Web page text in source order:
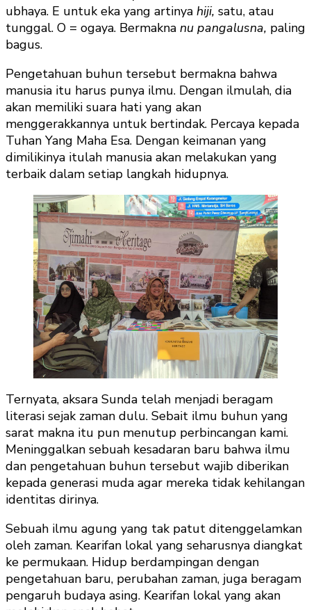
ubhaya. E untuk eka yang artinya hiji, satu, atau
tunggal. O = ogaya. Bermakna nu pangalusna, paling
bagus.
Pengetahuan buhun tersebut bermakna bahwa
manusia itu harus punya ilmu. Dengan ilmulah, dia
akan memiliki suara hati yang akan
menggerakkannya untuk bertindak. Percaya kepada
Tuhan Yang Maha Esa. Dengan keimanan yang
dimilikinya itulah manusia akan melakukan yang
terbaik dalam setiap langkah hidupnya.
Ternyata, aksara Sunda telah menjadi beragam
literasi sejak zaman dulu. Sebait ilmu buhun yang
sarat makna itu pun menutup perbincangan kami.
Meninggalkan sebuah kesadaran baru bahwa ilmu
dan pengetahuan buhun tersebut wajib diberikan
kepada generasi muda agar mereka tidak kehilangan
identitas dirinya.
Sebuah ilmu agung yang tak patut ditenggelamkan
oleh zaman. Kearifan lokal yang seharusnya diangkat
ke permukaan. Hidup berdampingan dengan
pengetahuan baru, perubahan zaman, juga beragam
pengaruh budaya asing. Kearifan lokal yang akan